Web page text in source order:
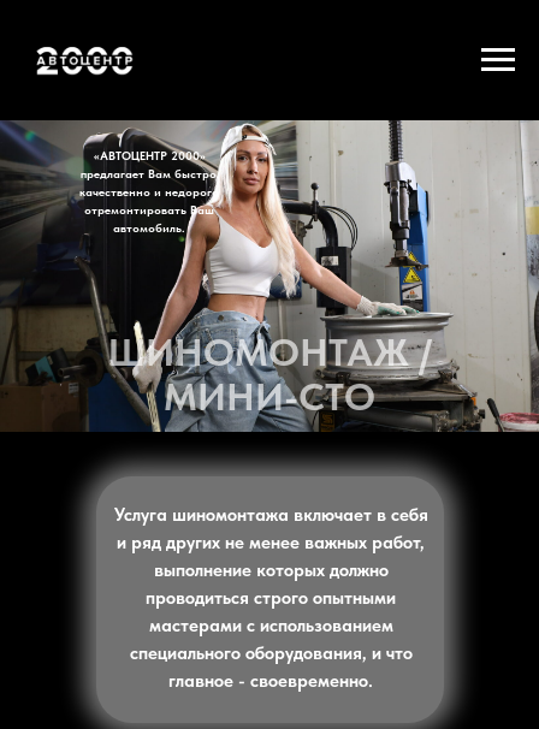
ШИНОМОНТАЖ /
МИНИ-СТО
«АВТОЦЕНТР 2000»
предлагает Вам быстро,
качественно и недорого
отремонтировать Ваш
автомобиль.
Услуга шиномонтажа включает в себя
и ряд других не менее важных работ,
выполнение которых должно
проводиться строго опытными
мастерами с использованием
специального оборудования, и что
главное - своевременно.